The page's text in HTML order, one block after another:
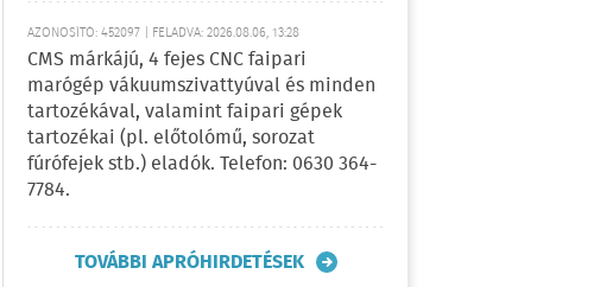
AZONOSÍTÓ: 452097 | FELADVA: 2026.08.06, 13:28
CMS márkájú, 4 fejes CNC faipari
marógép vákuumszivattyúval és minden
tartozékával, valamint faipari gépek
tartozékai (pl. előtolómű, sorozat
fúrófejek stb.) eladók. Telefon: 0630 364-
7784.
TOVÁBBI APRÓHIRDETÉSEK